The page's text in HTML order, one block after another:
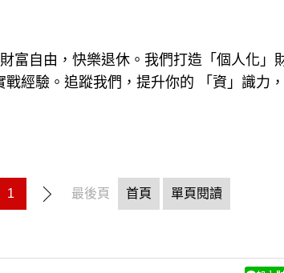
富自由，快樂退休。我們打造「個人化」
1 首頁 單頁閱讀